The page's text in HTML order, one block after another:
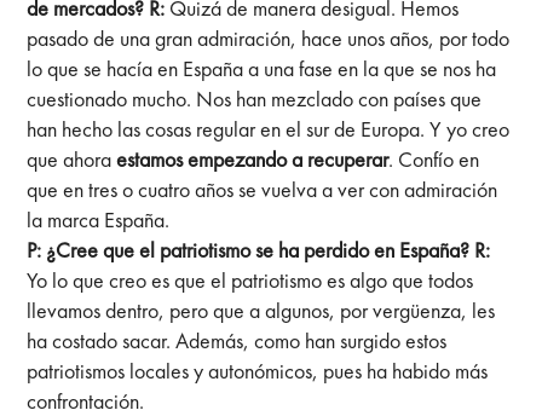
de mercados? R: Quizá de manera desigual. Hemos
pasado de una gran admiración, hace unos años, por todo
lo que se hacía en España a una fase en la que se nos ha
cuestionado mucho. Nos han mezclado con países que
han hecho las cosas regular en el sur de Europa. Y yo creo
que ahoraestamos empezando a recuperar. Confío en
que en tres o cuatro años se vuelva a ver con admiración
la marca España.
P: ¿Cree que el patriotismo se ha perdido en España? R:
Yo lo que creo es que el patriotismo es algo que todos
llevamos dentro, pero que a algunos, por vergüenza, les
ha costado sacar. Además, como han surgido estos
patriotismos locales y autonómicos, pues ha habido más
confrontación.